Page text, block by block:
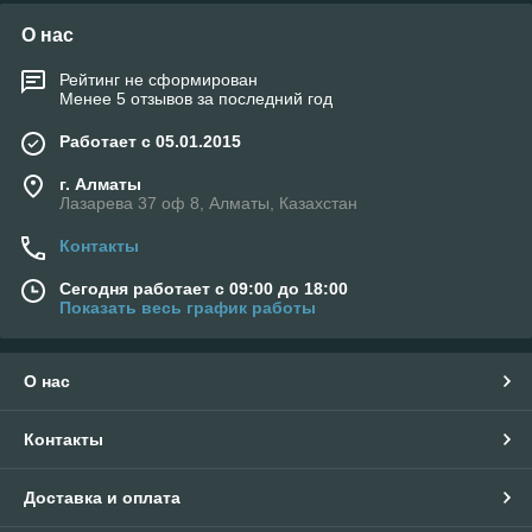
О нас
Рейтинг не сформирован
Менее 5 отзывов за последний год
Работает с 05.01.2015
г. Алматы
Лазарева 37 оф 8, Алматы, Казахстан
Контакты
Сегодня работает с 09:00 до 18:00
Показать весь график работы
О нас
Контакты
Доставка и оплата